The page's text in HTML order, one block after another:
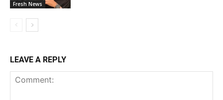
Fresh News
LEAVE A REPLY